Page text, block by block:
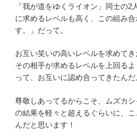
「我が道をゆくライオン」同士の2
に求めるレベルも高く、この組み
す。」だって。
お互い笑いの高いレベルを求めて
その相手が求めるレベルを上回る
って、お互いに認め合ってきたんだ
尊敬しあってるからこそ、ムズカ
の結果を軽々と超えるぐらいに、
んだと思います！